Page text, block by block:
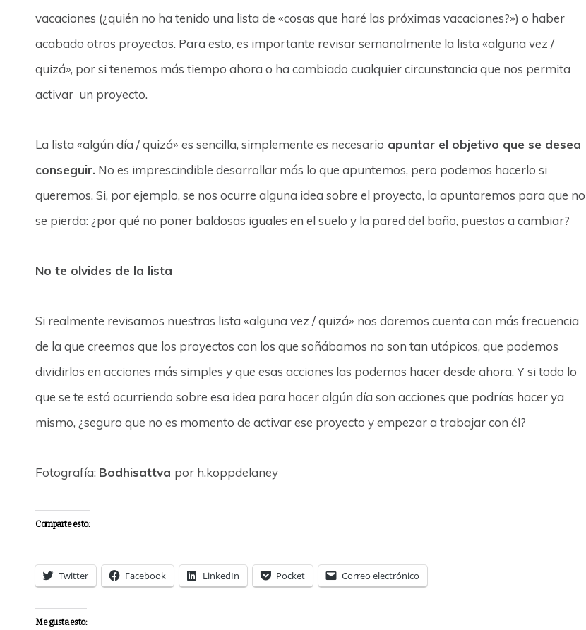
vacaciones (¿quién no ha tenido una lista de «cosas que haré las próximas vacaciones?») o haber
acabado otros proyectos. Para esto, es importante revisar semanalmente la lista «alguna vez /
quizá», por si tenemos más tiempo ahora o ha cambiado cualquier circunstancia que nos permita
activar un proyecto.
La lista «algún día / quizá» es sencilla, simplemente es necesario apuntar el objetivo que se desea
conseguir. No es imprescindible desarrollar más lo que apuntemos, pero podemos hacerlo si
queremos. Si, por ejemplo, se nos ocurre alguna idea sobre el proyecto, la apuntaremos para que no
se pierda: ¿por qué no poner baldosas iguales en el suelo y la pared del baño, puestos a cambiar?
No te olvides de la lista
Si realmente revisamos nuestras lista «alguna vez / quizá» nos daremos cuenta con más frecuencia
de la que creemos que los proyectos con los que soñábamos no son tan utópicos, que podemos
dividirlos en acciones más simples y que esas acciones las podemos hacer desde ahora. Y si todo lo
que se te está ocurriendo sobre esa idea para hacer algún día son acciones que podrías hacer ya
mismo, ¿seguro que no es momento de activar ese proyecto y empezar a trabajar con él?
Fotografía: Bodhisattva por h.koppdelaney
Comparte esto:
Twitter Facebook LinkedIn Pocket Correo electrónico
Me gusta esto: